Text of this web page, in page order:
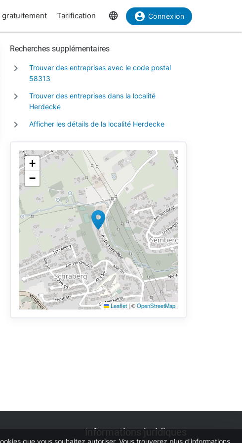
gratuitement Tarification Connexion
Recherches supplémentaires
Trouver des entreprises avec le code postal
58313
Trouver des entreprises dans la localité
Herdecke
Afficher les détails de la localité Herdecke
+
−
Leaflet |©OpenStreetMap
Informations juridiques
que vous souhaitez autoriser. Vous trouverez plus d'informations